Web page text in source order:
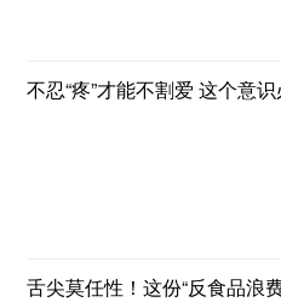
不忍“疼”才能不割爱 这个意识
舌尖莫任性！这份“反食品浪